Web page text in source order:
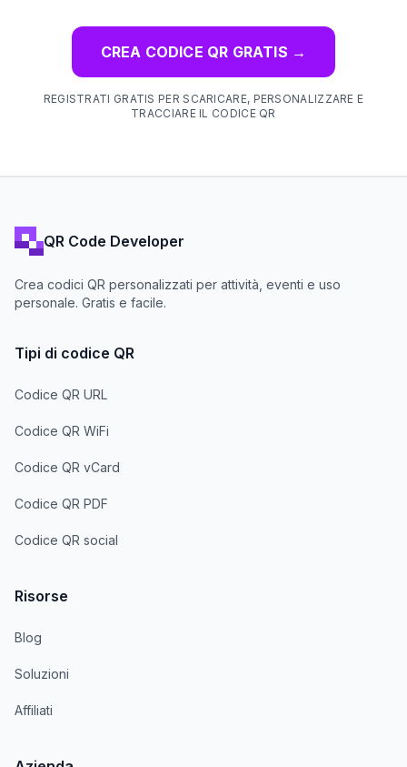
CREA CODICE QR GRATIS →
REGISTRATI GRATIS PER SCARICARE, PERSONALIZZARE E
TRACCIARE IL CODICE QR
QR Code Developer
Crea codici QR personalizzati per attività, eventi e uso
personale. Gratis e facile.
Tipi di codice QR
Codice QR URL
Codice QR WiFi
Codice QR vCard
Codice QR PDF
Codice QR social
Risorse
Blog
Soluzioni
Affiliati